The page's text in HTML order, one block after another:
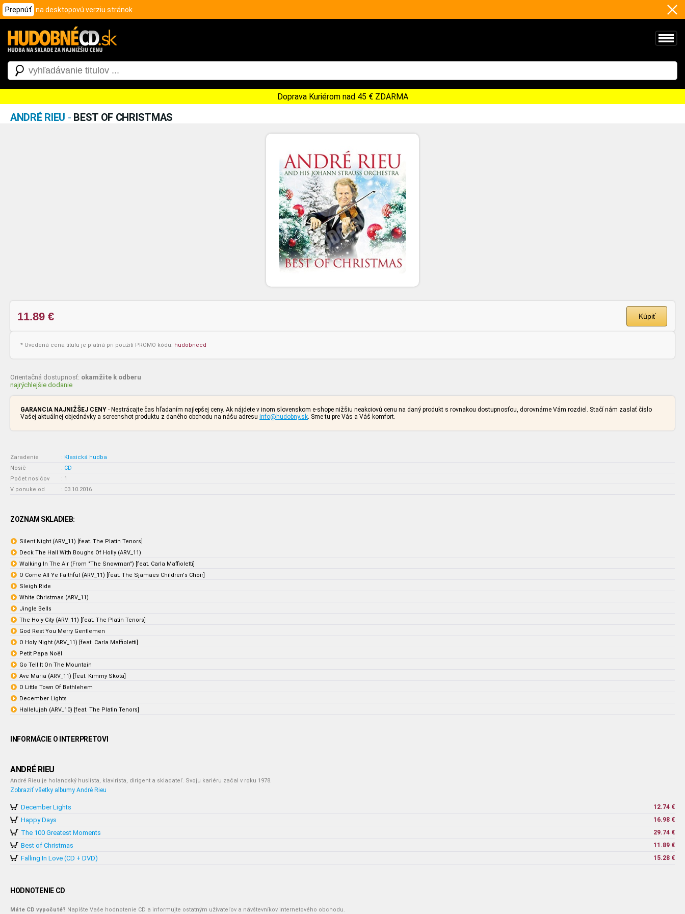
Prepnúť na desktopovú verziu stránok
Doprava Kuriérom nad 45 € ZDARMA
ANDRÉ RIEU - BEST OF CHRISTMAS
11.89 € Kúpiť
* Uvedená cena titulu je platná pri použití PROMO kódu: hudobnecd
Orientačná dostupnosť: okamžite k odberu
najrýchlejšie dodanie
GARANCIA NAJNIŽŠEJ CENY - Nestrácajte čas hľadaním najlepšej ceny. Ak nájdete v inom slovenskom e-shope nižšiu neakciovú cenu na daný produkt s rovnakou dostupnosťou, dorovnáme Vám rozdiel. Stačí nám zaslať číslo
Vašej aktuálnej objednávky a screenshot produktu z daného obchodu na nášu adresu info@hudobny.sk. Sme tu pre Vás a Váš komfort.
Zaradenie : Klasická hudba
Nosič
: CD
Počet nosičov
: 1
V ponuke od
: 03.10.2016
ZOZNAM SKLADIEB:
Silent Night (ARV_11) [feat. The Platin Tenors]
Deck The Hall With Boughs Of Holly (ARV_11)
Walking In The Air (From "The Snowman") [feat. Carla Maffioletti]
O Come All Ye Faithful (ARV_11) [feat. The Sjamaes Children's Choir]
Sleigh Ride
White Christmas (ARV_11)
Jingle Bells
The Holy City (ARV_11) [feat. The Platin Tenors]
God Rest You Merry Gentlemen
O Holy Night (ARV_11) [feat. Carla Maffioletti]
Petit Papa Noël
Go Tell It On The Mountain
Ave Maria (ARV_11) [feat. Kimmy Skota]
O Little Town Of Bethlehem
December Lights
Hallelujah (ARV_10) [feat. The Platin Tenors]
INFORMÁCIE O INTERPRETOVI
ANDRÉ RIEU
André Rieu je holandský huslista, klavirista, dirigent a skladateľ. Svoju kariéru začal v roku 1978.
Zobraziť všetky albumy André Rieu
December Lights 12.74 €
Happy Days 16.98 €
The 100 Greatest Moments 29.74 €
Best of Christmas 11.89 €
Falling In Love (CD + DVD) 15.28 €
HODNOTENIE CD
Máte CD vypočuté? Napíšte Vaše hodnotenie CD a informujte ostatným užívateľov a návštevníkov internetového obchodu.